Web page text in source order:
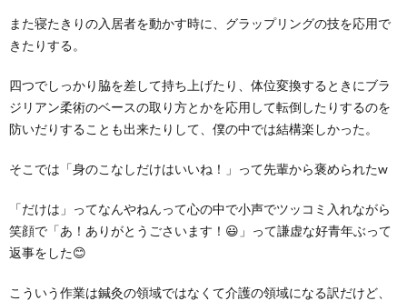
また寝たきりの入居者を動かす時に、グラップリングの技を応用で
きたりする。
四つでしっかり脇を差して持ち上げたり、体位変換するときにブラ
ジリアン柔術のベースの取り方とかを応用して転倒したりするのを
防いだりすることも出来たりして、僕の中では結構楽しかった。
そこでは「身のこなしだけはいいね！」って先輩から褒められたw
「だけは」ってなんやねんって心の中で小声でツッコミ入れながら
笑顔で「あ！ありがとうごさいます！😃」って謙虚な好青年ぶって
返事をした😊
こういう作業は鍼灸の領域ではなくて介護の領域になる訳だけど、